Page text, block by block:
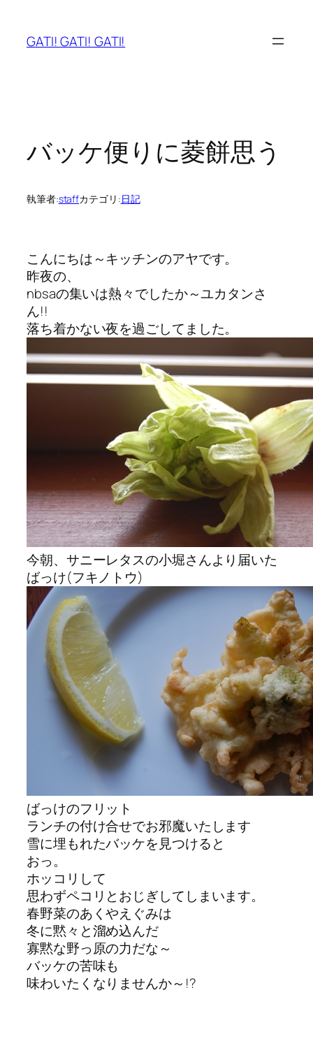
GATI! GATI! GATI!
バッケ便りに菱餅思う
執筆者:staffカテゴリ:日記
こんにちは～キッチンのアヤです。
昨夜の、
nbsaの集いは熱々でしたか～ユカタンさ
ん!!
落ち着かない夜を過ごしてました。
今朝、サニーレタスの小堀さんより届いた
ばっけ(フキノトウ)
ばっけのフリット
ランチの付け合せでお邪魔いたします
雪に埋もれたバッケを見つけると
おっ。
ホッコリして
思わずペコリとおじぎしてしまいます。
春野菜のあくやえぐみは
冬に黙々と溜め込んだ
寡黙な野っ原の力だな～
バッケの苦味も
味わいたくなりませんか～!?